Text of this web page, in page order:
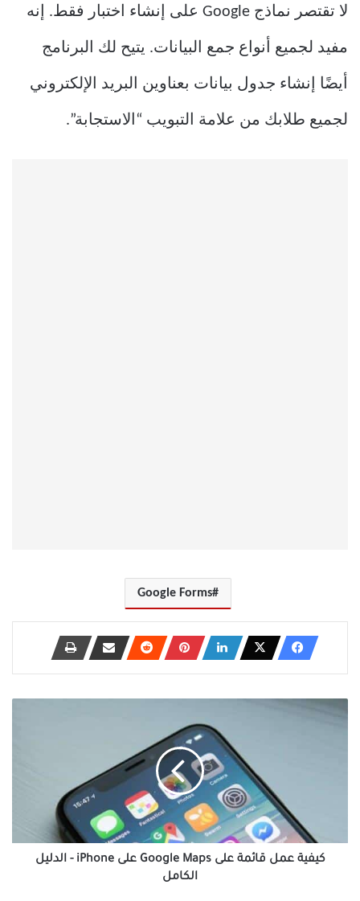
لا تقتصر نماذج Google على إنشاء اختبار فقط. إنه
مفيد لجميع أنواع جمع البيانات. يتيح لك البرنامج
أيضًا إنشاء جدول بيانات بعناوين البريد الإلكتروني
لجميع طلابك من علامة التبويب “الاستجابة”.
Google Forms
-
الدليل
كيفية عمل قائمة على Google Maps على iPhone - الدليل
الكامل